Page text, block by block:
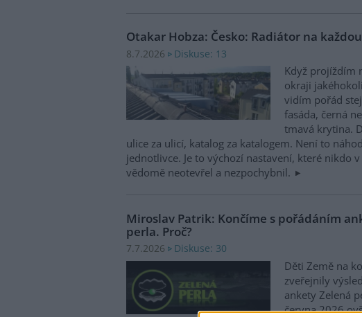
Otakar Hobza: Česko: Radiátor na
8.7.2026 Diskuse: 13
Když projíždím
okraji
vidím pořád
fasáda, černá
tmavá krytina.
ulice za ulicí, katalog za katalogem. Není to
jednotlivce. Je to výchozí nastavení, které nikdo
vědomě neotevřel a nezpochybnil.
Miroslav Patrik: Končíme s pořádáním
perla. Proč?
7.7.2026 Diskuse: 30
Děti Země na
zveřejnily
ankety Zelená
června 2026